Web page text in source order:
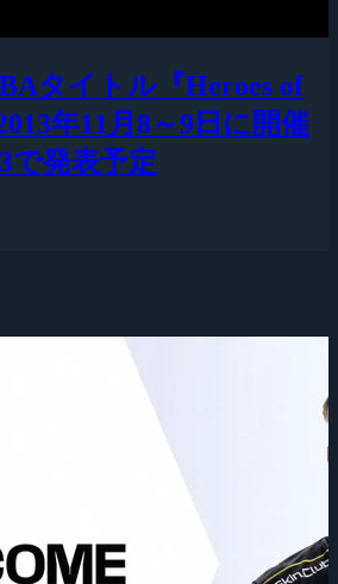
タイトル『Heroes of
年11月8～9日に開催
で発表予定